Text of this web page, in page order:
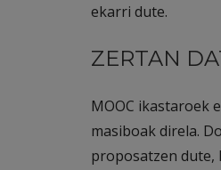
ekarri dute.
ZERTAN
MOOC ikastaroek
masiboak direla.
proposatzen